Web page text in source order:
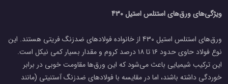
ویژگی‌های ورق‌های استنلس استیل 430
ورق‌های استنلس استیل 430 از خانواده فولادهای ضدزنگ فریتی هستند. این
نوع فولاد حاوی حدود ۱۶ تا ۱۸ درصد کروم و مقدار بسیار کمی نیکل است.
این ترکیب شیمیایی باعث می‌شود که این ورق‌ها مقاومت خوبی در برابر
خوردگی داشته باشند، اما در مقایسه با فولادهای ضدزنگ آستنیتی (مانند